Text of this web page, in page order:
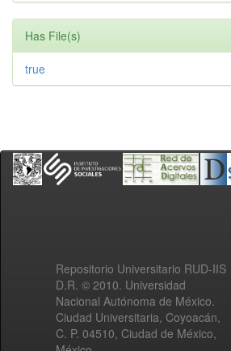
Has File(s)
true
Repositorio Universitario RUD-IIS
D.R. © 2010. Universidad
Nacional Autónoma de México.
Ciudad Universitaria, Coyoacán,
C. P. 04510, Ciudad de México,